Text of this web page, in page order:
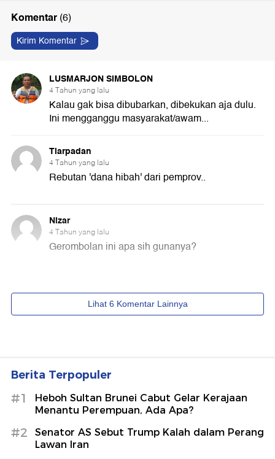
Berita Terpopuler
#1
Heboh Sultan Brunei Cabut Gelar Kerajaan
Menantu Perempuan, Ada Apa?
#2
Senator AS Sebut Trump Kalah dalam Perang
Lawan Iran